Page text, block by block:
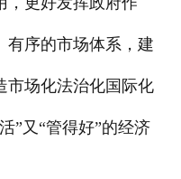
有序的市场体系，建
市场化法治化国际化
”又“管得好”的经济